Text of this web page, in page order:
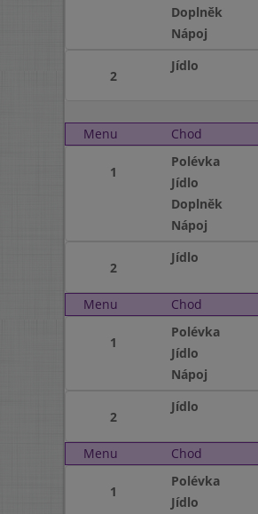
Doplněk
Nápoj
2
Jídlo
Menu
Chod
1
Polévka
Jídlo
Doplněk
Nápoj
2
Jídlo
Menu Chod
1
Polévka
Jídlo
Nápoj
2
Jídlo
Menu Chod
1
Polévka
Jídlo